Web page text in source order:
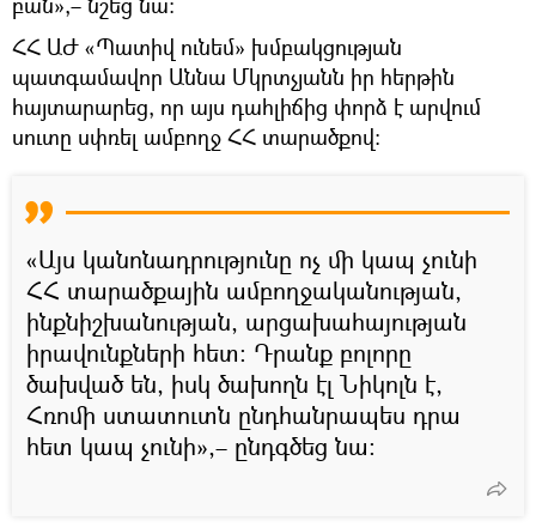
ՀՀ ԱԺ «Պատիվ ունեմ» խմբակցության
պատգամավոր Աննա Մկրտչյանն իր հերթին
հայտարարեց, որ այս դահլիճից փորձ է արվում
սուտը սփռել ամբողջ ՀՀ տարածքով։
«Այս կանոնադրությունը ոչ մի կապ չունի
ՀՀ տարածքային ամբողջականության,
ինքնիշխանության, արցախահայության
իրավունքների հետ։ Դրանք բոլորը
ծախված են, իսկ ծախողն էլ Նիկոլն է,
Հռոմի ստատուտն ընդհանրապես դրա
հետ կապ չունի»,– ընդգծեց նա։